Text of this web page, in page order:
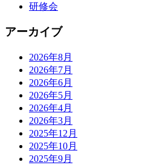
研修会
アーカイブ
2026年8月
2026年7月
2026年6月
2026年5月
2026年4月
2026年3月
2025年12月
2025年10月
2025年9月